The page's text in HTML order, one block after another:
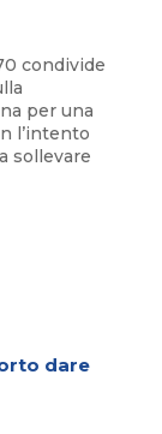
condivide
per una
l’intento
sollevare
dare